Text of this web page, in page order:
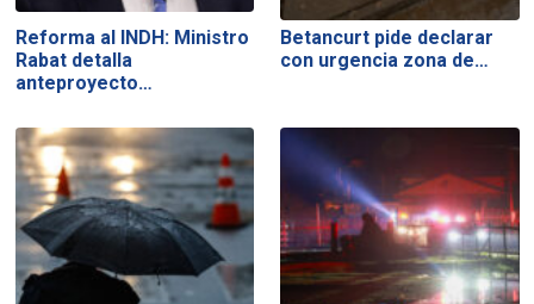
Reforma al INDH: Ministro
Rabat detalla
anteproyecto…
Betancurt pide declarar
con urgencia zona de…